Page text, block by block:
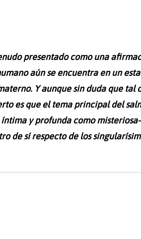
presentado como una
aún se encuentra en un
Y aunque sin duda que tal
es que el tema principal del
y profunda como
de sí respecto de los